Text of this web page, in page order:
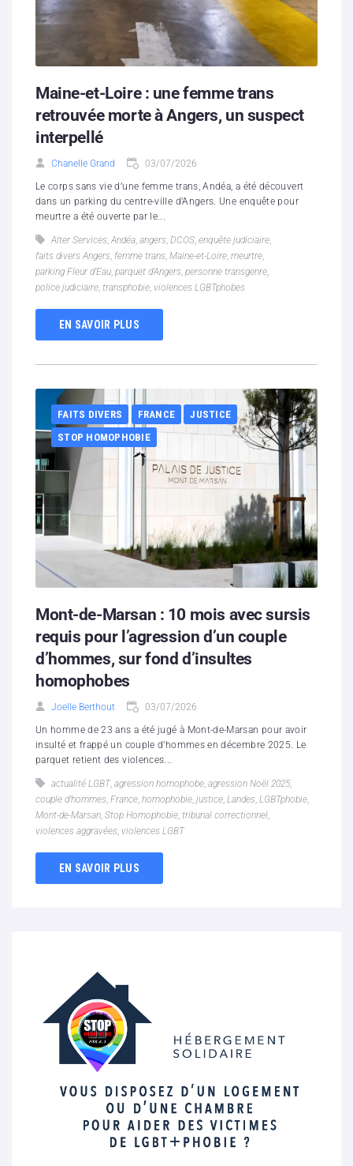
Hébergement solidaire
Maine-et-Loire : une femme trans
retrouvée morte à Angers, un suspect
interpellé
Chanelle Grand 03/07/2026
Le corps sans vie d’une femme trans, Andéa, a été découvert
dans un parking du centre-ville d’Angers. Une enquête pour
meurtre a été ouverte par le...
Alter Services, Andéa, angers, DCOS, enquête judiciaire,
faits divers Angers, femme trans, Maine-et-Loire, meurtre,
parking Fleur d’Eau, parquet d’Angers, personne transgenre,
police judiciaire, transphobie, violences LGBTphobes
EN SAVOIR PLUS
FAITS DIVERS FRANCE
JUSTICE
STOP HOMOPHOBIE
Mont-de-Marsan : 10 mois avec sursis
requis pour l’agression d’un couple
d’hommes, sur fond d’insultes
homophobes
Joelle Berthout 03/07/2026
Un homme de 23 ans a été jugé à Mont-de-Marsan pour avoir
insulté et frappé un couple d’hommes en décembre 2025. Le
parquet retient des violences...
actualité LGBT, agression homophobe, agression Noël 2025,
couple d’hommes, France, homophobie, justice, Landes, LGBTphobie,
Mont-de-Marsan, Stop Homophobie, tribunal correctionnel,
violences aggravées, violences LGBT
EN SAVOIR PLUS